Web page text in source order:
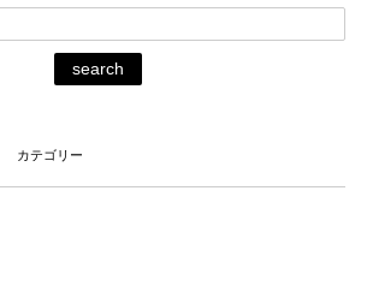
search
カテゴリー